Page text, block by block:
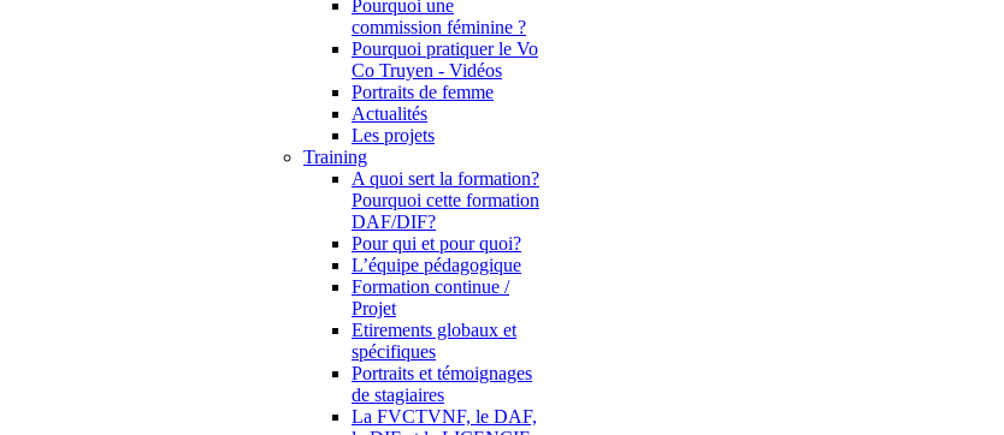
Pourquoi une
commission féminine ?
Pourquoi pratiquer le Vo
Co Truyen - Vidéos
Portraits de femme
Actualités
Les projets
Training
A quoi sert la formation?
Pourquoi cette formation
DAF/DIF?
Pour qui et pour quoi?
L’équipe pédagogique
Formation continue /
Projet
Etirements globaux et
spécifiques
Portraits et témoignages
de stagiaires
La FVCTVNF, le DAF,